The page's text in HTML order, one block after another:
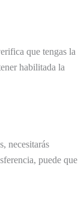
que tengas la
habilitada la
necesitarás
puede que